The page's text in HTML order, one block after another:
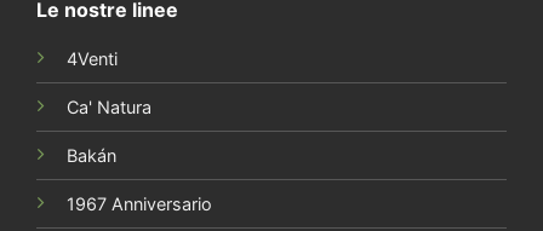
Le nostre linee
4Venti
Ca' Natura
Bakán
1967 Anniversario